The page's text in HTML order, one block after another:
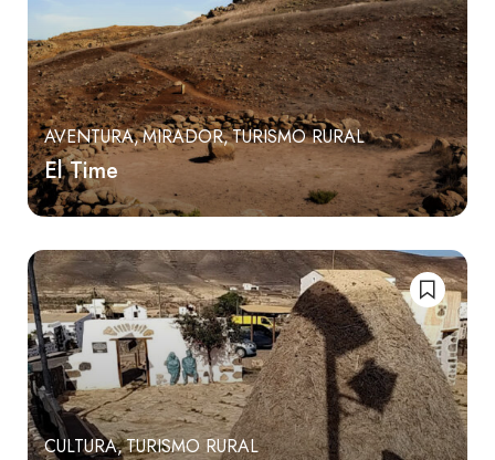
AVENTURA MIRADOR TURISMO RURAL
El Time
CULTURA TURISMO RURAL